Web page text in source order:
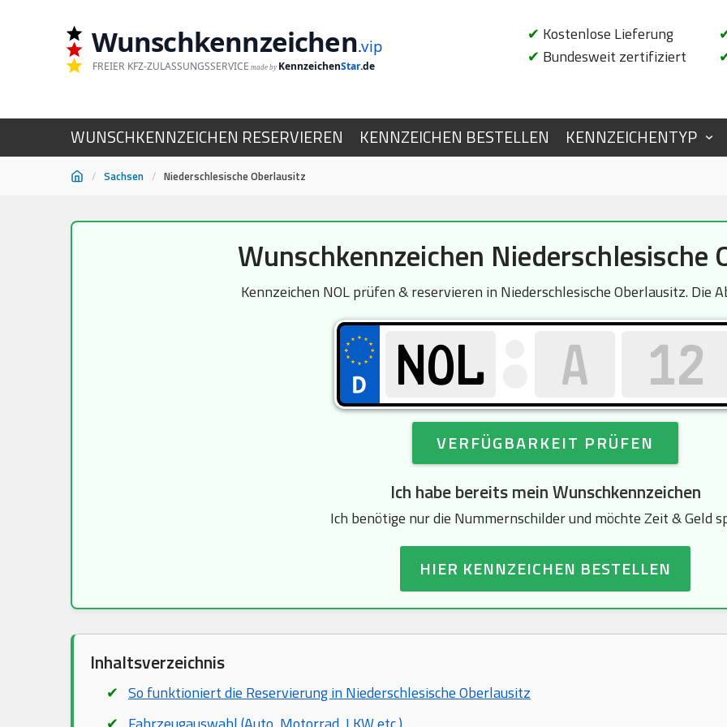
Wunschkennzeichen.vip
FREIER KFZ-ZULASSUNGSSERVICE made by KennzeichenStar.de
✔ Kostenlose Lieferung
✔ Bundesweit zertifiziert
WUNSCHKENNZEICHEN RESERVIEREN KENNZEICHEN BESTELLEN KENNZEICHENTYP
/ Sachsen / Niederschlesische Oberlausitz
Wunschkennzeichen Niederschlesische
Kennzeichen NOL prüfen & reservieren in Niederschlesische Oberlausitz. Die
VERFÜGBARKEIT PRÜFEN
Ich habe bereits mein Wunschkennzeichen
Ich benötige nur die Nummernschilder und möchte Zeit & Geld
HIER KENNZEICHEN BESTELLEN
Inhaltsverzeichnis
So funktioniert die Reservierung in Niederschlesische Oberlausitz